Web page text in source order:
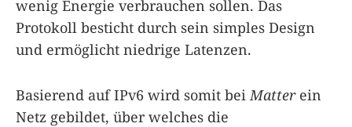
wenig Energie verbrauchen sollen. Das
Protokoll besticht durch sein simples Design
und ermöglicht niedrige Latenzen.
Basierend auf IPv6 wird somit bei Matterein
Netz gebildet, über welches die